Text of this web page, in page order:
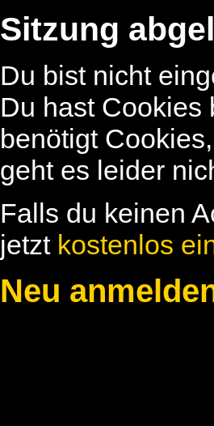
Sitzung
Du bist nicht
Du hast Cookies
benötigt
geht es leider
Falls du keinen
jetzt kostenlos
Neu